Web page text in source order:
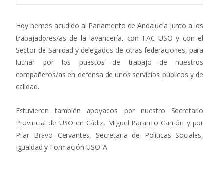
Hoy hemos acudido al Parlamento de Andalucía junto a los
trabajadores/as de la lavandería, con FAC USO y con el
Sector de Sanidad y delegados de otras federaciones, para
luchar por los puestos de trabajo de nuestros
compañeros/as en defensa de unos servicios públicos y de
calidad.
Estuvieron también apoyados por nuestro Secretario
Provincial de USO en Cádiz, Miguel Paramio Carrión y por
Pilar Bravo Cervantes, Secretaria de Políticas Sociales,
Igualdad y Formación USO-A